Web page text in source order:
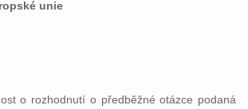
unie
o rozhodnutí o předběžné otázce podaná